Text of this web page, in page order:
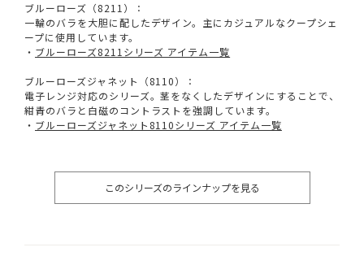
ブルーローズ（8211）：
一輪のバラを大胆に配したデザイン。主にカジュアルなクープシェ
ープに使用しています。
・ ブルーローズ8211シリーズ アイテム一覧
ブルーローズジャネット（8110）：
電子レンジ対応のシリーズ。茎をなくしたデザインにすることで、
紺青のバラと白磁のコントラストを強調しています。
・ ブルーローズジャネット8110シリーズ アイテム一覧
このシリーズのラインナップを見る